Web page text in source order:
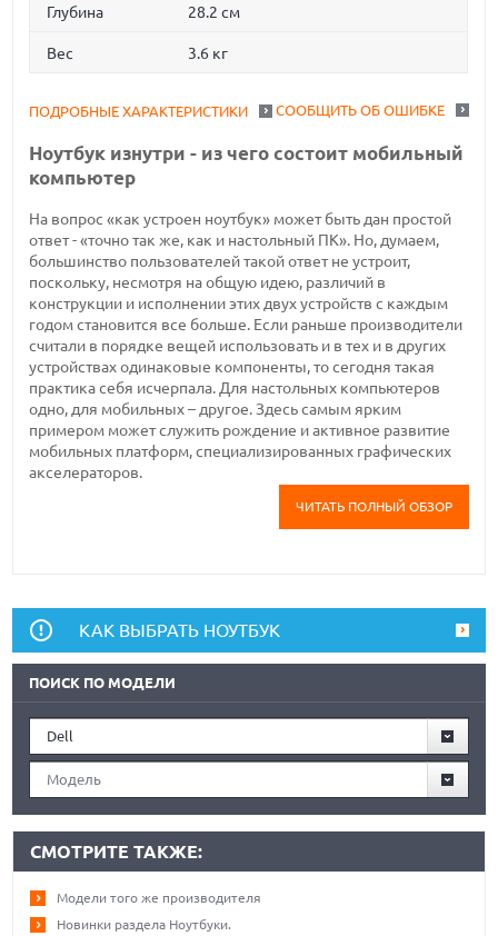
Глубина 28.2 см
Вес 3.6 кг
СООБЩИТЬ ОБ ОШИБКЕ
ПОДРОБНЫЕ ХАРАКТЕРИСТИКИ
Ноутбук изнутри - из чего состоит мобильный
компьютер
На вопрос «как устроен ноутбук» может быть дан простой
ответ - «точно так же, как и настольный ПК». Но, думаем,
большинство пользователей такой ответ не устроит,
поскольку, несмотря на общую идею, различий в
конструкции и исполнении этих двух устройств с каждым
годом становится все больше. Если раньше производители
считали в порядке вещей использовать и в тех и в других
устройствах одинаковые компоненты, то сегодня такая
практика себя исчерпала. Для настольных компьютеров
одно, для мобильных – другое. Здесь самым ярким
примером может служить рождение и активное развитие
мобильных платформ, специализированных графических
акселераторов.
ЧИТАТЬ ПОЛНЫЙ ОБЗОР
КАК ВЫБРАТЬ НОУТБУК
ПОИСК ПО МОДЕЛИ
Dell
Модель
СМОТРИТЕ ТАКЖЕ:
Модели того же производителя
Новинки раздела Ноутбуки.